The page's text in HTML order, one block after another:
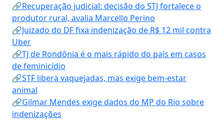
🔗Recuperação judicial: decisão do STJ fortalece o
produtor rural, avalia Marcello Perino
🔗Juizado do DF fixa indenização de R$ 12 mil contra
Uber
🔗TJ de Rondônia é o mais rápido do país em casos
de feminicídio
🔗STF libera vaquejadas, mas exige bem-estar
animal
🔗Gilmar Mendes exige dados do MP do Rio sobre
indenizações